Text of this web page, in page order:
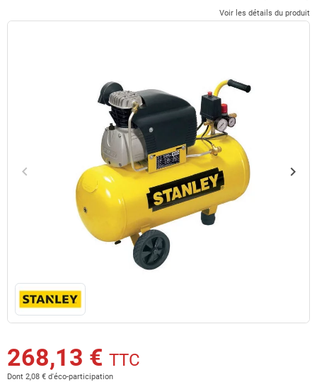
Voir les détails du produit
Précédent
keyboard_arrow_left keyboard_arrow_right
268,13 € TTC
Dont 2,08 € d'éco-participation